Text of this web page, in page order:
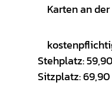
Karten an
Stehplatz:
Sitzplatz: